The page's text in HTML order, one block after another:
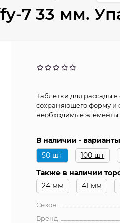
7 33 мм.
Таблетки для рассады в
сохраняющего форму и
необходимые
В наличии -
50 шт
100 шт
Также в наличии
24 мм
41 мм
Сезон
Бренд